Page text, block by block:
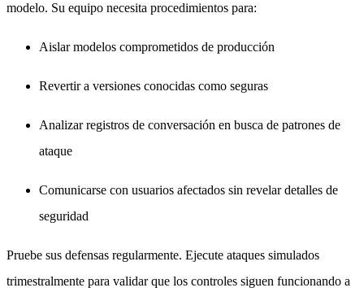
modelo. Su equipo necesita procedimientos para:
Aislar modelos comprometidos de producción
Revertir a versiones conocidas como seguras
Analizar registros de conversación en busca de patrones de
ataque
Comunicarse con usuarios afectados sin revelar detalles de
seguridad
Pruebe sus defensas regularmente. Ejecute ataques simulados
trimestralmente para validar que los controles siguen funcionando a